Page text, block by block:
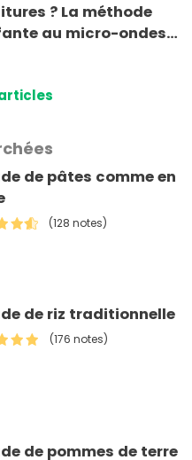
? La méthode
au micro-ondes
de pâtes comme en
(128 notes)
de riz traditionnelle
(176 notes)
de pommes de terre